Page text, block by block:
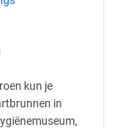
kun je
in